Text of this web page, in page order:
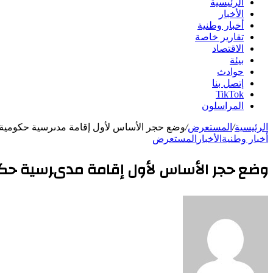
الرئيسية
الأخبار
أخبار وطنية
تقارير خاصة
الاقتصاد
بيئة
حوادث
إتصل بنا
TikTok
المراسلون
الرئيسية/ المستعرض/وضع حجر الأساس لأول إقامة مدىرسية
أخبار وطنية الأخبار المستعرض
وضع حجر الأساس لأول إقامة مدىرسية